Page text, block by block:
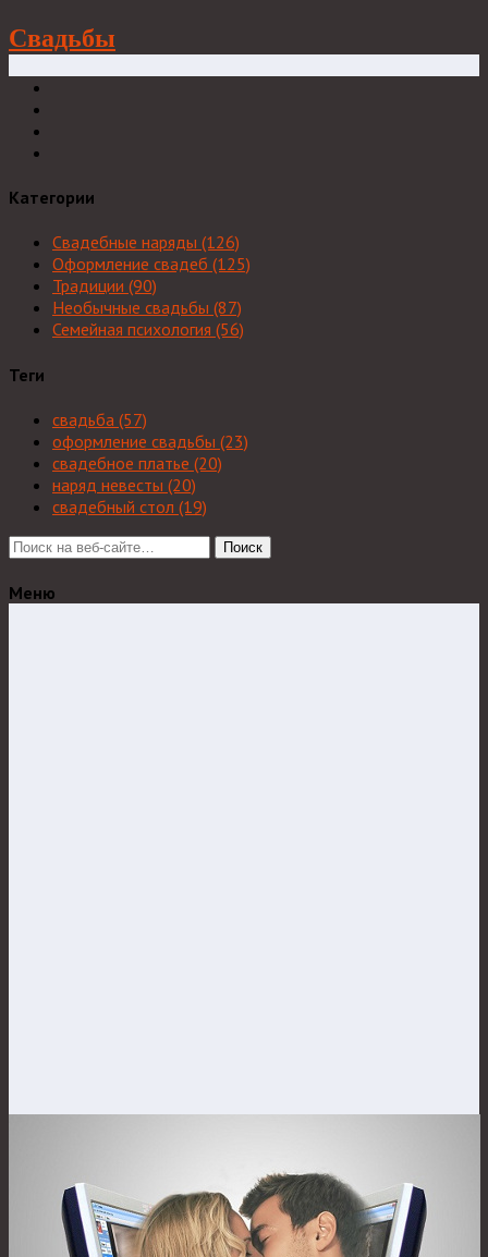
Свадьбы
Категории
Свадебные наряды (126)
Оформление свадеб (125)
Традиции (90)
Необычные свадьбы (87)
Семейная психология (56)
Теги
свадьба (57)
оформление свадьбы (23)
свадебное платье (20)
наряд невесты (20)
свадебный стол (19)
Поиск
Меню